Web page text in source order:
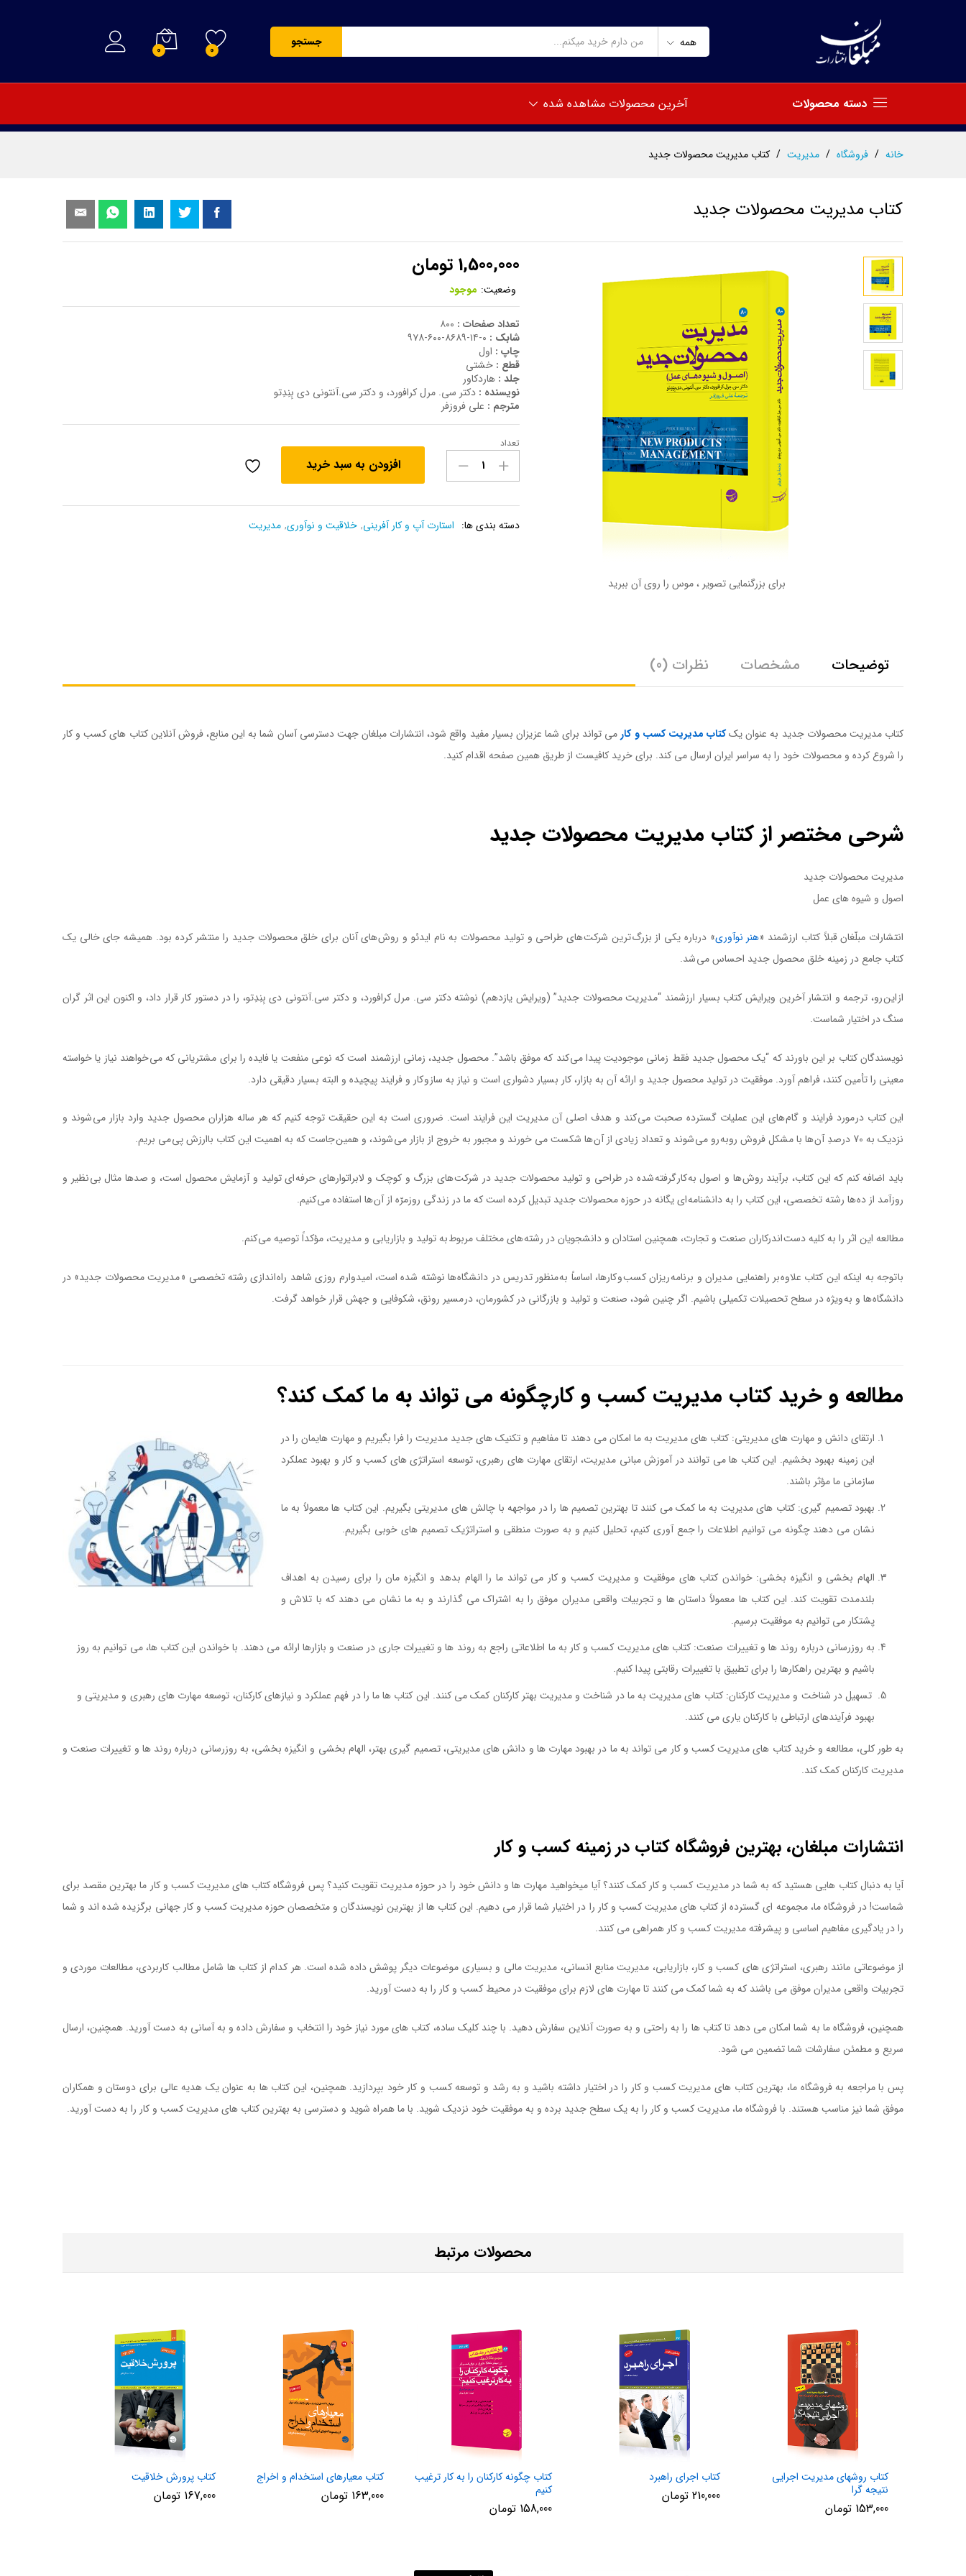
همه جستجو
0
0
دسته محصولات آخرین محصولات مشاهده شده
خانه / فروشگاه / مدیریت / کتاب مدیریت محصولات جدید
کتاب مدیریت محصولات جدید
برای بزرگنمایی تصویر ، موس را روی آن ببرید
1,500,000 تومان
وضعیت: موجود
تعداد صفحات :
شابک :
چاپ : اول
قطع : خشتی
جلد : هاردکاور
نویسنده : دکتر سی. مرل کرافورد، و دکتر سی.آنتونی دی بِنِدِتو
مترجم : علی فروزفر
کتاب
مدیریت
محصولات
عدد
تعداد
افزودن به سبد خرید
دسته بندی ها: استارت آپ و کار آفرینی, خلاقیت و نوآوری, مدیریت
توضیحات مشخصات نظرات (0)
کتاب مدیریت محصولات جدید به عنوان یککتاب مدیریت کسب و کار می تواند برای شما عزیزان بسیار مفید واقع شود، انتشارات مبلغان جهت دسترسی آسان شما به این منابع، فروش آنلاین کتاب های کسب و کار
را شروع کرده و محصولات خود را به سراسر ایران ارسال می کند. برای خرید کافیست از طریق همین صفحه اقدام کنید.
شرحی مختصر از کتاب مدیریت محصولات جدید
مدیریت محصولات جدید
اصول و شیوه های عمل
انتشارات مبلّغان قبلاً کتاب ارزشمند «هنر نوآوری» درباره يکی از بزرگ ترين شرکت های طراحی و توليد محصولات به نام ايدئو و روش های آنان برای خلق محصولات جديد را منتشر کرده بود. هميشه جای خالی يک
کتاب جامع در زمينه خلق محصول جديد احساس می شد.
از اين رو، ترجمه و انتشار آخرين ويرايش کتاب بسيار ارزشمند “مديريت محصولات جديد” (ويرايش يازدهم) نوشته دکتر سی. مرل کرافورد، و دکتر سی.آنتونی دی بِنِدِتو، را در دستور کار قرار داد، و اکنون اين اثر گران
سنگ در اختيار شماست.
نويسندگان کتاب بر اين باورند که “يک محصول جديد فقط زمانی موجوديت پيدا می کند که موفق باشد”. محصول جديد، زمانی ارزشمند است که نوعی منفعت يا فايده را برای مشتريانی که می خواهند نياز يا خواسته
معينی را تأمين کنند، فراهم آورد. موفقيت در توليد محصول جديد و ارائه آن به بازار، کار بسيار دشواری است و نياز به ساز و کار و فرايند پيچيده و البته بسيار دقيقی دارد.
اين کتاب در مورد فرايند و گام های اين عمليات گسترده صحبت می کند و هدف اصلی آن مديريت اين فرايند است. ضروری است به اين حقيقت توجه کنيم که هر ساله هزاران محصول جديد وارد بازار می شوند و
نزديک به 70 درصدِ آن ها با مشکل فروش روبه رو می شوند و تعداد زيادی از آن ها شکست می خورند و مجبور به خروج از بازار می شوند، و همين جاست که به اهميت اين کتاب باارزش پی می بريم.
بايد اضافه کنم که اين کتاب، برآيند روش ها و اصول به کار گرفته شده در طراحی و توليد محصولات جديد در شرکت های بزرگ و کوچک و لابراتوارهای حرفه ای توليد و آزمايش محصول است، و صدها مثال بی نظير و
روزآمد از ده ها رشته تخصصی، اين کتاب را به دانشنامه ای يگانه در حوزه محصولات جديد تبديل کرده است که ما در زندگی روزمرّه از آن ها استفاده می کنيم.
مطالعه اين اثر را به کليه دست اندرکاران صنعت و تجارت، همچنين استادان و دانشجويان در رشته های مختلف مربوط به توليد و بازاريابی و مديريت، مؤکداً توصيه می کنم.
با توجه به اينکه اين کتاب علاوه بر راهنمايی مديران و برنامه ريزان کسب و کارها، اساساً به منظور تدريس در دانشگاه ها نوشته شده است، اميدوارم روزی شاهد راه اندازی رشته تخصصی « مديريت محصولات جديد» در
دانشگاه ها و به ويژه در سطح تحصيلات تکميلی باشيم. اگر چنين شود، صنعت و توليد و بازرگاني در کشورمان، در مسير رونق، شکوفايی و جهش قرار خواهد گرفت.
مطالعه و خرید کتاب مدیریت کسب و کارچگونه می تواند به ما کمک کند؟
ارتقای دانش و مهارت های مدیریتی: کتاب های مدیریت به ما امکان می دهند تا مفاهیم و تکنیک های جدید مدیریت را فرا بگیریم و مهارت هایمان را در
این زمینه بهبود بخشیم. این کتاب ها می توانند در آموزش مبانی مدیریت، ارتقای مهارت های رهبری، توسعه استراتژی های کسب و کار و بهبود عملکرد
سازمانی ما مؤثر باشند.
بهبود تصمیم گیری: کتاب های مدیریت به ما کمک می کنند تا بهترین تصمیم ها را در مواجهه با چالش های مدیریتی بگیریم. این کتاب ها معمولاً به ما
نشان می دهند چگونه می توانیم اطلاعات را جمع آوری کنیم، تحلیل کنیم و به صورت منطقی و استراتژیک تصمیم های خوبی بگیریم.
الهام بخشی و انگیزه بخشی: خواندن کتاب های موفقیت و مدیریت کسب و کار می تواند ما را الهام بدهد و انگیزه مان را برای رسیدن به اهداف
بلندمدت تقویت کند. این کتاب ها معمولاً داستان ها و تجربیات واقعی مدیران موفق را به اشتراک می گذارند و به ما نشان می دهند که با تلاش و
پشتکار می توانیم به موفقیت برسیم.
به روزرسانی درباره روند ها و تغییرات صنعت: کتاب های مدیریت کسب و کار به ما اطلاعاتی راجع به روند ها و تغییرات جاری در صنعت و بازارها ارائه می دهند. با خواندن این کتاب ها، می توانیم به روز
باشیم و بهترین راهکارها را برای تطبیق با تغییرات رقابتی پیدا کنیم.
تسهیل در شناخت و مدیریت کارکنان: کتاب های مدیریت به ما در شناخت و مدیریت بهتر کارکنان کمک می کنند. این کتاب ها ما را در فهم عملکرد و نیازهای کارکنان، توسعه مهارت های رهبری و مدیریتی و
بهبود فرآیندهای ارتباطی با کارکنان یاری می کنند.
به طور کلی، مطالعه و خرید کتاب های مدیریت کسب و کار می تواند به ما در بهبود مهارت ها و دانش های مدیریتی، تصمیم گیری بهتر، الهام بخشی و انگیزه بخشی، به روزرسانی درباره روند ها و تغییرات صنعت و
مدیریت کارکنان کمک کند.
انتشارات مبلغان، بهترین فروشگاه کتاب در زمینه کسب و کار
آیا به دنبال کتاب هایی هستید که به شما در مدیریت کسب و کار کمک کنند؟ آیا میخواهید مهارت ها و دانش خود را در حوزه مدیریت تقویت کنید؟ پس فروشگاه کتاب های مدیریت کسب و کار ما بهترین مقصد برای
شماست! در فروشگاه ما، مجموعه ای گسترده از کتاب های مدیریت کسب و کار را در اختیار شما قرار می دهیم. این کتاب ها از بهترین نویسندگان و متخصصان حوزه مدیریت کسب و کار جهانی برگزیده شده اند و شما
را در یادگیری مفاهیم اساسی و پیشرفته مدیریت کسب و کار همراهی می کنند.
از موضوعاتی مانند رهبری، استراتژی های کسب و کار، بازاریابی، مدیریت منابع انسانی، مدیریت مالی و بسیاری موضوعات دیگر پوشش داده شده است. هر کدام از کتاب ها شامل مطالب کاربردی، مطالعات موردی و
تجربیات واقعی مدیران موفق می باشند که به شما کمک می کنند تا مهارت های لازم برای موفقیت در محیط کسب و کار را به دست آورید.
همچنین، فروشگاه ما به شما امکان می دهد تا کتاب ها را به راحتی و به صورت آنلاین سفارش دهید. با چند کلیک ساده، کتاب های مورد نیاز خود را انتخاب و سفارش داده و به آسانی به دست آورید. همچنین، ارسال
سریع و مطمئن سفارشات شما تضمین می شود.
پس با مراجعه به فروشگاه ما، بهترین کتاب های مدیریت کسب و کار را در اختیار داشته باشید و به رشد و توسعه کسب و کار خود بپردازید. همچنین، این کتاب ها به عنوان یک هدیه عالی برای دوستان و همکاران
موفق شما نیز مناسب هستند. با فروشگاه ما، مدیریت کسب و کار را به یک سطح جدید برده و به موفقیت خود نزدیک شوید. با ما همراه شوید و دسترسی به بهترین کتاب های مدیریت کسب و کار را به دست آورید.
محصولات مرتبط
کتاب روشهای مدیریت اجرایی
نتیجه گرا
153,000 تومان
کتاب اجرای راهبرد
210,000 تومان
کتاب چگونه کارکنان را به کار ترغیب
کنیم
158,000 تومان
کتاب معیارهای استخدام و اخراج
163,000 تومان
کتاب پرورش خلاقیت
167,000 تومان